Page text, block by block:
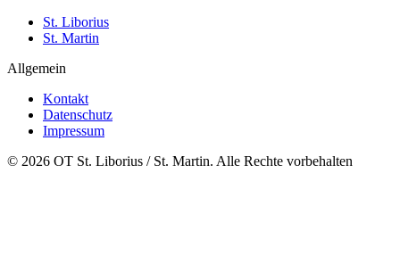
St. Liborius
St. Martin
Allgemein
Kontakt
Datenschutz
Impressum
© 2026 OT St. Liborius / St. Martin. Alle Rechte vorbehalten